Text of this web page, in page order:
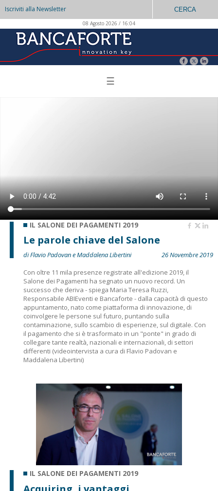
Iscriviti alla Newsletter CERCA
08 Agosto 2026 / 16:04
☰
IL SALONE DEI PAGAMENTI 2019
Le parole chiave del Salone
di Flavio Padovan e Maddalena Libertini
26 Novembre 2019
Con oltre 11 mila presenze registrate all'edizione 2019, il
Salone dei Pagamenti ha segnato un nuovo record. Un
successo che deriva - spiega Maria Teresa Ruzzi,
Responsabile ABIEventi e Bancaforte - dalla capacità di questo
appuntamento, nato come piattaforma di innovazione, di
coinvolgere le persone sul futuro, puntando sulla
contaminazione, sullo scambio di esperienze, sul digitale. Con
il pagamento che si è trasformato in un "ponte" in grado di
collegare tante realtà, nazionali e internazionali, di settori
differenti (videointervista a cura di Flavio Padovan e
Maddalena Libertini)
IL SALONE DEI PAGAMENTI 2019